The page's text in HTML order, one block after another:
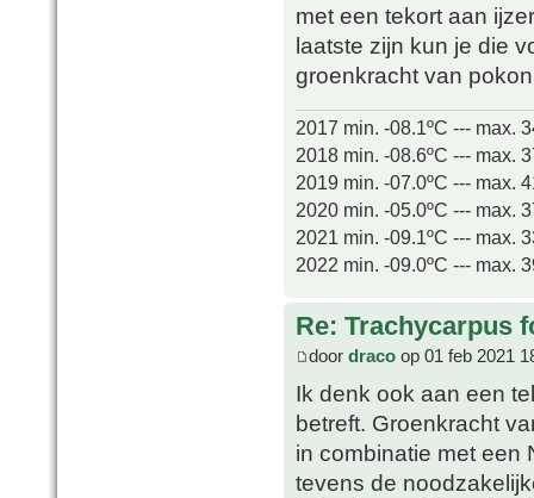
met een tekort aan
laatste zijn kun je die
groenkracht van
2017 min. -08.1ºC --- max.
2018 min. -08.6ºC --- max.
2019 min. -07.0ºC --- max.
2020 min. -05.0ºC --- max.
2021 min. -09.1ºC --- max.
2022 min. -09.0ºC --- max.
Re: Trachycarpus
door draco op 01 feb 2021
Ik denk ook aan een
betreft. Groenkracht
in combinatie met een
tevens de